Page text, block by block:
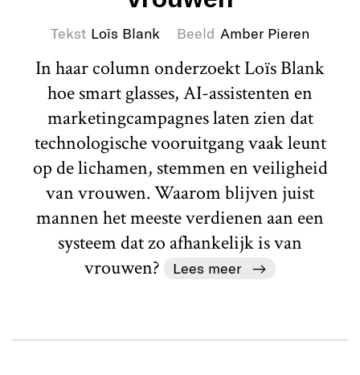
Tekst Loïs Blank Beeld Amber Pieren
In haar column onderzoekt Loïs Blank
hoe smart glasses, AI-assistenten en
marketingcampagnes laten zien dat
technologische vooruitgang vaak leunt
op de lichamen, stemmen en veiligheid
van vrouwen. Waarom blijven juist
mannen het meeste verdienen aan een
systeem dat zo afhankelijk is van
vrouwen?
Lees meer